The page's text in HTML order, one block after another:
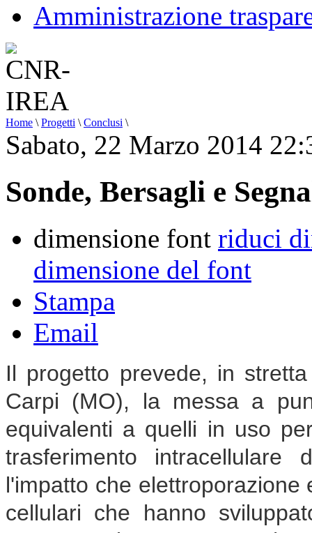
Amministrazione
Home \ Progetti \ Conclusi \
Sabato, 22 Marzo 2014
Sonde, Bersagli e
dimensione font riduci
dimensione del font
Stampa
Email
Il progetto prevede, in
Carpi (MO), la messa a
equivalenti a quelli in uso
trasferimento
l'impatto che
cellulari che hanno